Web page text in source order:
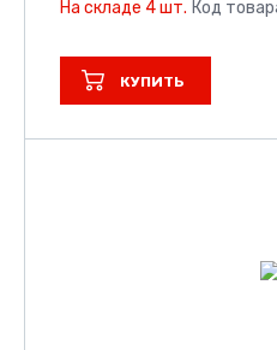
На складе 4 шт. Код
КУПИТЬ